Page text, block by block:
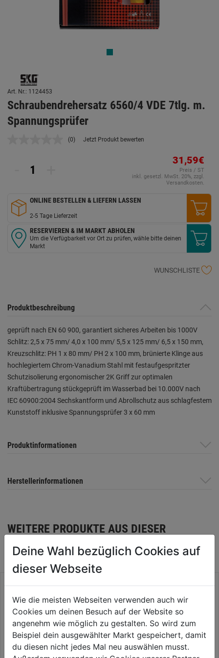
Art. Nr.: 1124453
Schraubendrehersatz 6560/4 VDE 7tlg. m.
Spannungsprüfer
Kein
(0) Jetzt Produkt bewerten
31,59€
Preis / ST
inkl. gesetzl. MwSt. 20%, zzgl.
Versandkosten.
ONLINE BESTELLEN & LIEFERN LASSEN
2-5 Tage Lieferzeit
RESERVIEREN & IM MARKT ABHOLEN
Um die Verfügbarkeit vor Ort zu prüfen, wähle bitte deinen
Markt
WUNSCHLISTE
Produktbeschreibung
geprüft nach EN 60 900, garantiert sicheres Arbeiten bis 1000V
Schlitz: 2,5 x 75 mm/ 4,0 x 100 mm/ 5,5 x 125 mm/ 6,5 x 150 mm,
Kreuzschlitz: PH 1 x 80 mm/ PH 2 x 100 mm, brünierte Klinge aus
hochlegiertem Chrom-Vanadium Stahl mit festaufgespritzter
Schutzisolierung ergonomischer 2K Griff zur optimalen
Kraftübertragung stückgeprüft im Wasserbad bei 10.000V nach
IEC 60900:2004 Sechskantform und Abrollschutz aus schlagfestem
Kunststoff inklusive Spannungsprüfer 3 x 60 mm
Produktinformationen
Herstellerinformationen
WEITERE PRODUKTE AUS DIESER
KATEGORIE
Deine Wahl bezüglich Cookies auf
dieser Webseite
Wie die meisten Webseiten verwenden auch wir
Cookies um deinen Besuch auf der Website so
angenehm wie möglich zu gestalten. So wird zum
Beispiel dein ausgewählter Markt gespeichert, damit
du diesen nicht jedes Mal neu auswählen musst.